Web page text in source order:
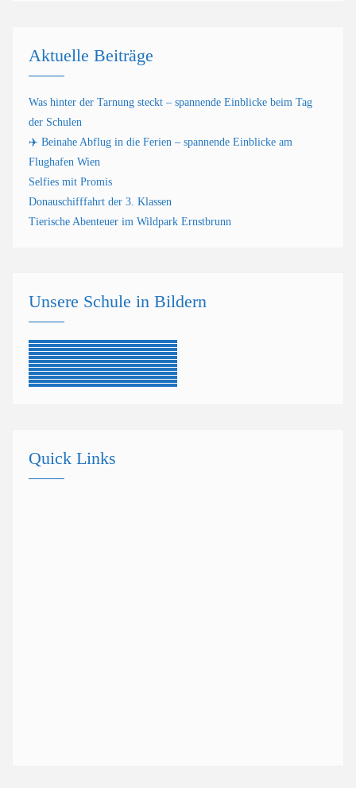
Aktuelle Beiträge
Was hinter der Tarnung steckt – spannende Einblicke beim Tag
der Schulen
✈️ Beinahe Abflug in die Ferien – spannende Einblicke am
Flughafen Wien
Selfies mit Promis
Donauschifffahrt der 3. Klassen
Tierische Abenteuer im Wildpark Ernstbrunn
Unsere Schule in Bildern
Quick Links